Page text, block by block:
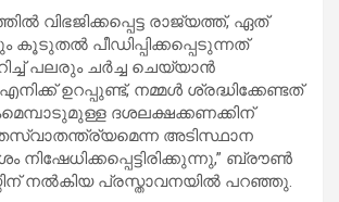
വിഭജിക്കപ്പെട്ട രാജ്യത്ത്, ഏത്
കൂടുതൽ പീഡിപ്പിക്കപ്പെടുന്നത്
പലരും ചർച്ച ചെയ്യാൻ
ഉറപ്പുണ്ട്, നമ്മൾ ശ്രദ്ധിക്കേണ്ടത്
ദശലക്ഷക്കണക്കിന്
അടിസ്ഥാന
ബ്രൗൺ
നൽകിയ പ്രസ്താവനയിൽ പറഞ്ഞു.